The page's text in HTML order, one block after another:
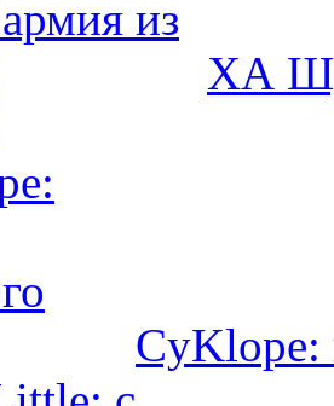
ХА
CyKlope: